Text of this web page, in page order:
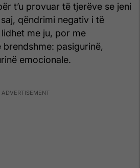
t’u provuar të tjerëve se jeni
saj, qëndrimi negativ i të
me ju, por me
pasigurinë,
emocionale.